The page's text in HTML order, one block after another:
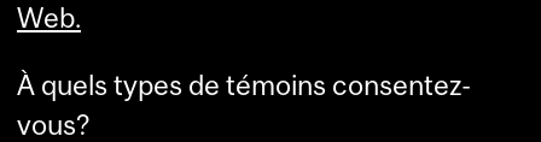
Web.
À quels types de témoins consentez-
vous?